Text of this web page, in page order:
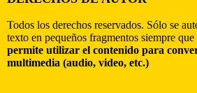
Todos los derechos reservados. Sólo se
texto en pequeños fragmentos siempre
permite utilizar el contenido para
multimedia (audio, video, etc.)